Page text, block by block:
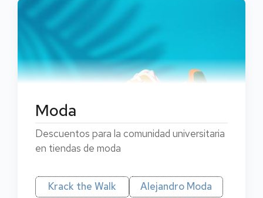
Moda
Descuentos para la comunidad universitaria
en tiendas de moda
Krack the Walk Alejandro Moda